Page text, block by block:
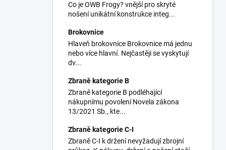
Co je OWB Frogy? vnější pro skryté
nošení unikátní konstrukce integ...
Brokovnice
Hlaveň brokovnice Brokovnice má jednu
nebo více hlavní. Nejčastěji se vyskytují
dv...
Zbraně kategorie B
Zbraně kategorie B podléhající
nákupnímu povolení Novela zákona
13/2021 Sb., kte...
Zbraně kategorie C-I
Zbraně C-I k držení nevyžadují zbrojní